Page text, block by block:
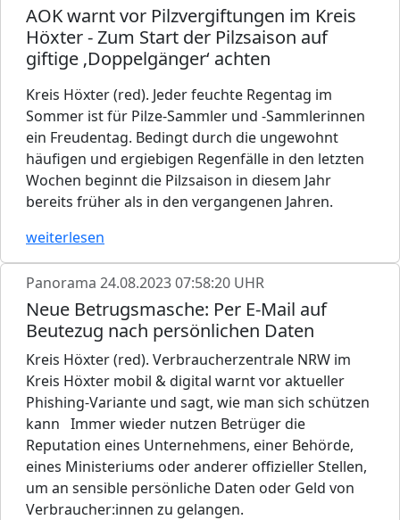
AOK warnt vor Pilzvergiftungen im Kreis
Höxter - Zum Start der Pilzsaison auf
giftige ‚Doppelgänger‘ achten
Kreis Höxter (red). Jeder feuchte Regentag im
Sommer ist für Pilze-Sammler und -Sammlerinnen
ein Freudentag. Bedingt durch die ungewohnt
häufigen und ergiebigen Regenfälle in den letzten
Wochen beginnt die Pilzsaison in diesem Jahr
bereits früher als in den vergangenen Jahren.
weiterlesen
Panorama 24.08.2023 07:58:20 UHR
Neue Betrugsmasche: Per E-Mail auf
Beutezug nach persönlichen Daten
Kreis Höxter (red). Verbraucherzentrale NRW im
Kreis Höxter mobil & digital warnt vor aktueller
Phishing-Variante und sagt, wie man sich schützen
kann Immer wieder nutzen Betrüger die
Reputation eines Unternehmens, einer Behörde,
eines Ministeriums oder anderer offizieller Stellen,
um an sensible persönliche Daten oder Geld von
Verbraucher:innen zu gelangen.